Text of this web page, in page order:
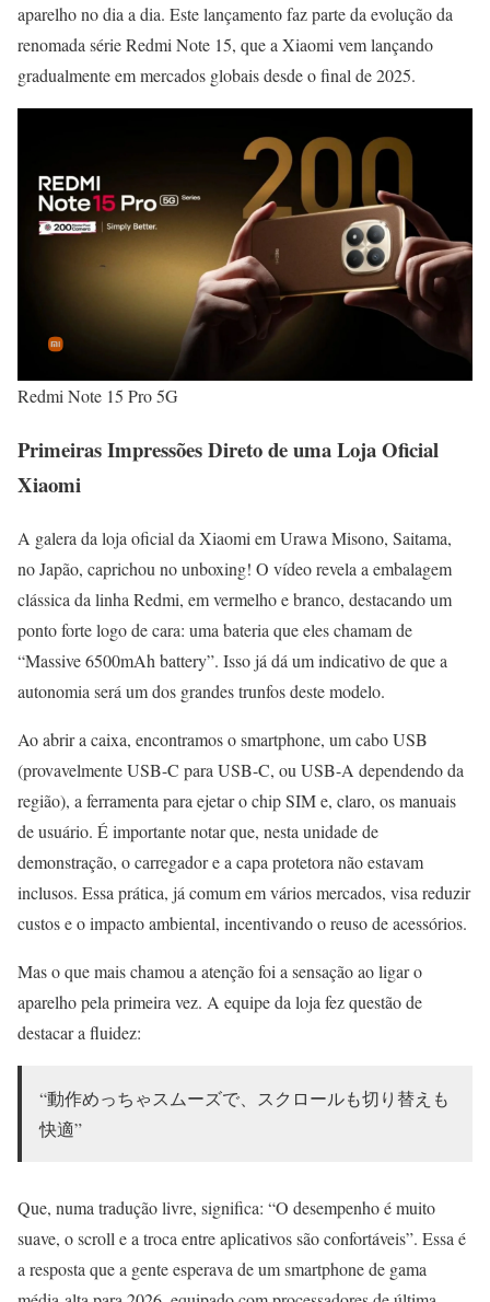
aparelho no dia a dia. Este lançamento faz parte da evolução da
renomada série Redmi Note 15, que a Xiaomi vem lançando
gradualmente em mercados globais desde o final de 2025.
Redmi Note 15 Pro 5G
Primeiras Impressões Direto de uma Loja Oficial
Xiaomi
A galera da loja oficial da Xiaomi em Urawa Misono, Saitama,
no Japão, caprichou no unboxing! O vídeo revela a embalagem
clássica da linha Redmi, em vermelho e branco, destacando um
ponto forte logo de cara: uma bateria que eles chamam de
“Massive 6500mAh battery”. Isso já dá um indicativo de que a
autonomia será um dos grandes trunfos deste modelo.
Ao abrir a caixa, encontramos o smartphone, um cabo USB
(provavelmente USB-C para USB-C, ou USB-A dependendo da
região), a ferramenta para ejetar o chip SIM e, claro, os manuais
de usuário. É importante notar que, nesta unidade de
demonstração, o carregador e a capa protetora não estavam
inclusos. Essa prática, já comum em vários mercados, visa reduzir
custos e o impacto ambiental, incentivando o reuso de acessórios.
Mas o que mais chamou a atenção foi a sensação ao ligar o
aparelho pela primeira vez. A equipe da loja fez questão de
destacar a fluidez:
“動作めっちゃスムーズで、スクロールも切り替えも
快適”
Que, numa tradução livre, significa: “O desempenho é muito
suave, o scroll e a troca entre aplicativos são confortáveis”. Essa é
a resposta que a gente esperava de um smartphone de gama